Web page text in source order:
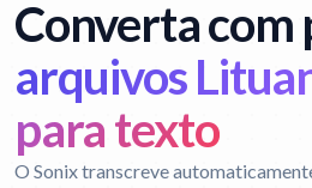
Converta com
arquivos
para texto
O Sonix transcreve